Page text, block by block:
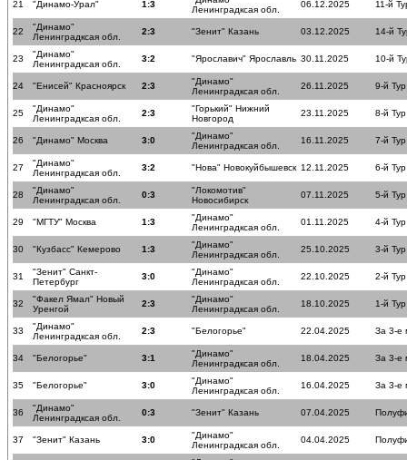
21 "Динамо-Урал" 1:3
Ленинградксая обл.
06.12.2025 11-й
22
"Динамо"
Ленинградксая обл.
2:3 "Зенит" Казань 03.12.2025 14-й
23
"Динамо"
Ленинградксая обл.
3:2 "Ярославич" Ярославль 30.11.2025 10-й
24 "Енисей" Красноярск 2:3
"Динамо"
Ленинградксая обл.
26.11.2025 9-й Тур
25
"Динамо"
Ленинградксая обл.
2:3
"Горький" Нижний
Новгород
23.11.2025 8-й Тур
26 "Динамо" Москва 3:0
"Динамо"
Ленинградксая обл.
16.11.2025 7-й Тур
27
"Динамо"
Ленинградксая обл.
3:2 "Нова" Новокуйбышевск 12.11.2025 6-й Тур
28
"Динамо"
Ленинградксая обл.
0:3
"Локомотив"
Новосибирск
07.11.2025 5-й Тур
29 "МГТУ" Москва 1:3
"Динамо"
Ленинградксая обл.
01.11.2025 4-й Тур
30 "Кузбасс" Кемерово 1:3
"Динамо"
Ленинградксая обл.
25.10.2025 3-й Тур
31
"Зенит" Санкт-
Петербург
3:0
"Динамо"
Ленинградксая обл.
22.10.2025 2-й Тур
32
"Факел Ямал" Новый
Уренгой
2:3
"Динамо"
Ленинградксая обл.
18.10.2025 1-й Тур
33
"Динамо"
Ленинградксая обл.
2:3 "Белогорье" 22.04.2025 За 3-е
34 "Белогорье" 3:1
"Динамо"
Ленинградксая обл.
18.04.2025 За 3-е
35 "Белогорье" 3:0
"Динамо"
Ленинградксая обл.
16.04.2025 За 3-е
36
"Динамо"
Ленинградксая обл.
0:3 "Зенит" Казань 07.04.2025
37 "Зенит" Казань 3:0
"Динамо"
Ленинградксая обл.
04.04.2025